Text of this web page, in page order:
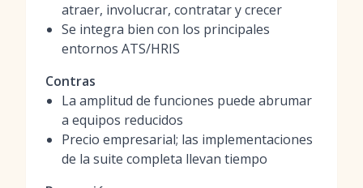
atraer, involucrar, contratar y crecer
Se integra bien con los principales
entornos ATS/HRIS
Contras
La amplitud de funciones puede abrumar
a equipos reducidos
Precio empresarial; las implementaciones
de la suite completa llevan tiempo